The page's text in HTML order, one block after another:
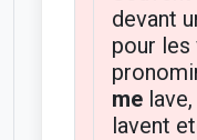
devant
pour les
melave,
lavent